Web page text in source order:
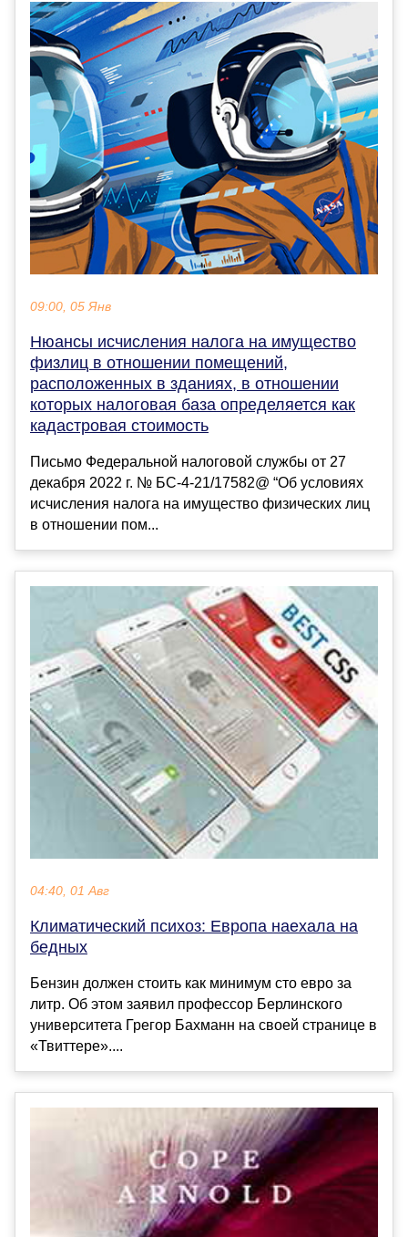
09:00, 05 Янв
Нюансы исчисления налога на имущество
физлиц в отношении помещений,
расположенных в зданиях, в отношении
которых налоговая база определяется как
кадастровая стоимость
Письмо Федеральной налоговой службы от 27
декабря 2022 г. № БС-4-21/17582@ “Об условиях
исчисления налога на имущество физических лиц
в отношении пом...
04:40, 01 Авг
Климатический психоз: Европа наехала на
бедных
Бензин должен стоить как минимум сто евро за
литр. Об этом заявил профессор Берлинского
университета Грегор Бахманн на своей странице в
«Твиттере»....